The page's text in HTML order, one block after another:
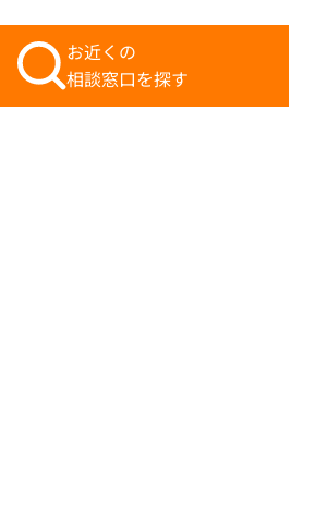
お近くの
相談窓口を探す